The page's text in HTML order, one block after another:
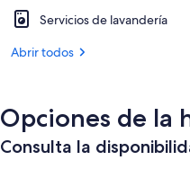
Servicios de lavandería
Abrir todos
Opciones de la
Consulta la